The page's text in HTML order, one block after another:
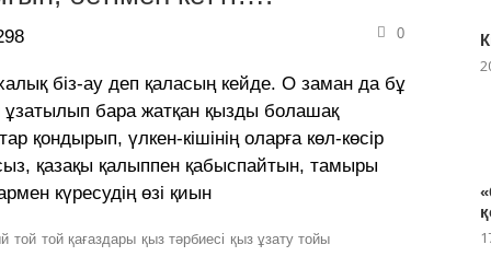
0
біз-ау деп қаласың кейде. О заман да бұ
бара жатқан қызды болашақ
қондырып, үлкен-кішінің оларға көл-көсір
қазақы қалыппен қабыспайтын, тамыры
күресудің өзі қиын
той той қағаздары қыз тәрбиесі қыз ұзату тойы